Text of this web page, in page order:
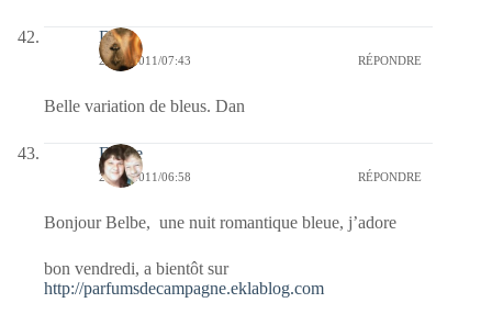
Dan
22/07/2011/07:43 RÉPONDRE
Belle variation de bleus. Dan
Eliane
22/07/2011/06:58 RÉPONDRE
Bonjour Belbe, une nuit romantique bleue, j’adore
bon vendredi, a bientôt sur
http://parfumsdecampagne.eklablog.com